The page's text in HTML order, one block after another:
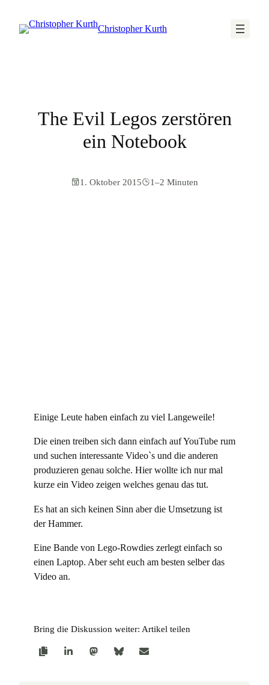
Christopher Kurth
The Evil Legos zerstören
ein Notebook
1. Oktober 2015 1–2 Minuten
Einige Leute haben einfach zu viel Langeweile!
Die einen treiben sich dann einfach auf YouTube rum
und suchen interessante Video`s und die anderen
produzieren genau solche. Hier wollte ich nur mal
kurze ein Video zeigen welches genau das tut.
Es hat an sich keinen Sinn aber die Umsetzung ist
der Hammer.
Eine Bande von Lego-Rowdies zerlegt einfach so
einen Laptop. Aber seht euch am besten selber das
Video an.
Bring die Diskussion weiter: Artikel teilen